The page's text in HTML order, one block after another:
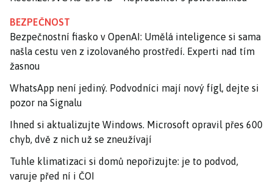
BEZPEČNOST
Bezpečnostní fiasko v OpenAI: Umělá inteligence si sama
našla cestu ven z izolovaného prostředí. Experti nad tím
žasnou
WhatsApp není jediný. Podvodníci mají nový fígl, dejte si
pozor na Signalu
Ihned si aktualizujte Windows. Microsoft opravil přes 600
chyb, dvě z nich už se zneužívají
Tuhle klimatizaci si domů nepořizujte: je to podvod,
varuje před ní i ČOI